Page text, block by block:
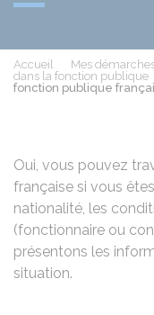
Accueil Mes
dans la fonction publique
fonction publique
Oui, vous pouvez
française si vous
nationalité, les
(fonctionnaire ou
présentons les
situation.